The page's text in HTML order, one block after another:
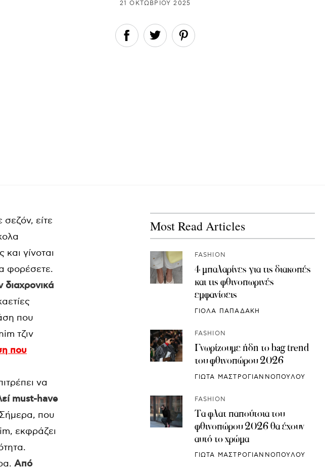
21 ΟΚΤΩΒΡΊΟΥ 2025
είτε
γίνοται
φορέσετε.
που
τζιν
που
να
must-have
Σήμερα, που
εκφράζει
Από
Most Read Articles
FASHION
4 μπαλαρίνες για τις διακοπές
και τις φθινοπωρινές
εμφανίσεις
ΓΙΟΛΑ ΠΑΠΑΔΑΚΗ
FASHION
Γνωρίζουμε ήδη το bag trend
του φθινοπώρου 2026
ΓΙΩΤΑ ΜΑΣΤΡΟΓΙΑΝΝΟΠΟΥΛΟΥ
FASHION
Τα φλατ παπούτσια του
φθινοπώρου 2026 θα έχουν
αυτό το χρώμα
ΓΙΩΤΑ ΜΑΣΤΡΟΓΙΑΝΝΟΠΟΥΛΟΥ